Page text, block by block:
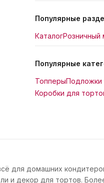
Популярные
КаталогРозничный
Популярные
ТопперыПодложки
Коробки для
для домашних
и декор для тортов.